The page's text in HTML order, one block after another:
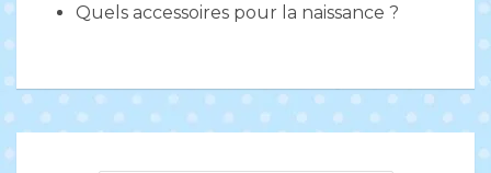
Quels accessoires pour la naissance ?